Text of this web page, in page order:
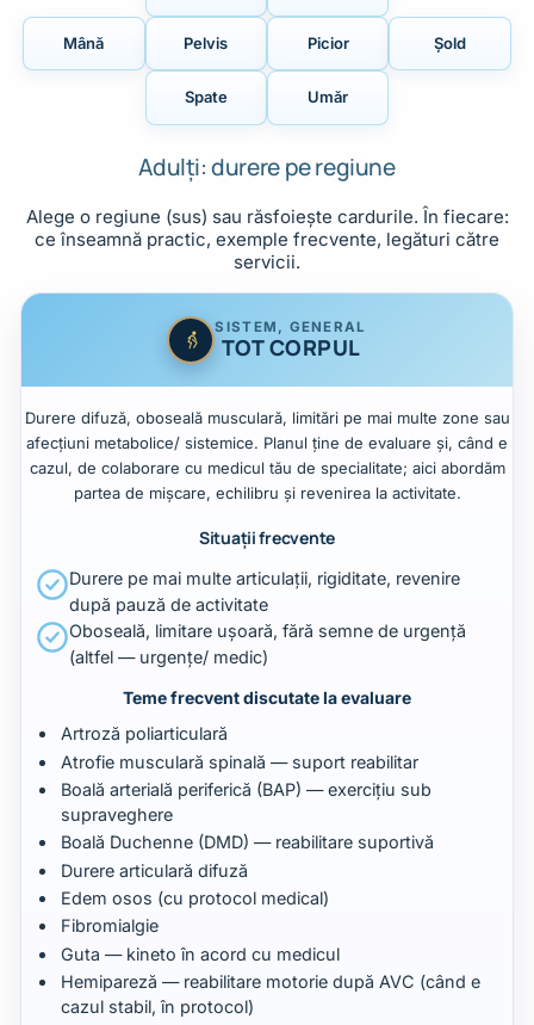
Mână Pelvis Picior Șold
Spate Umăr
Adulți: durere pe regiune
Alege o regiune (sus) sau răsfoiește cardurile. În fiecare:
ce înseamnă practic, exemple frecvente, legături către
servicii.
SISTEM, GENERAL
TOT CORPUL
Durere difuză, oboseală musculară, limitări pe mai multe zone sau
afecțiuni metabolice/ sistemice. Planul ține de evaluare și, când e
cazul, de colaborare cu medicul tău de specialitate; aici abordăm
partea de mișcare, echilibru și revenirea la activitate.
Situații frecvente
Durere pe mai multe articulații, rigiditate, revenire
după pauză de activitate
Oboseală, limitare ușoară, fără semne de urgență
(altfel — urgențe/ medic)
Teme frecvent discutate la evaluare
Artroză poliarticulară
Atrofie musculară spinală — suport reabilitar
Boală arterială periferică (BAP) — exercițiu sub
supraveghere
Boală Duchenne (DMD) — reabilitare suportivă
Durere articulară difuză
Edem osos (cu protocol medical)
Fibromialgie
Guta — kineto în acord cu medicul
Hemipareză — reabilitare motorie după AVC (când e
cazul stabil, în protocol)